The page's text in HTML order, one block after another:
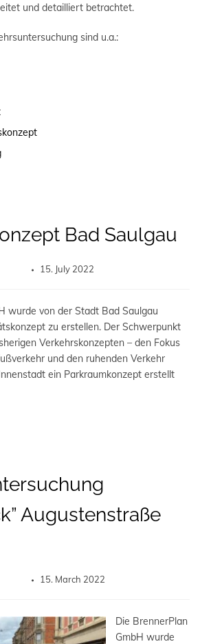
und detailliert betrachtet.
sind u.a.:
Bad Saulgau
15. July 2022
wurde von der Stadt Bad Saulgau
zu erstellen. Der Schwerpunkt
Verkehrskonzepten – den Fokus
und den ruhenden Verkehr
ein Parkraumkonzept erstellt
Augustenstraße
15. March 2022
Die BrennerPlan
GmbH wurde